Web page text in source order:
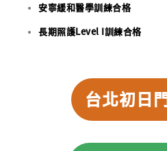
安寧緩和醫學訓練合格
長期照護Level I訓練合格
台北初日